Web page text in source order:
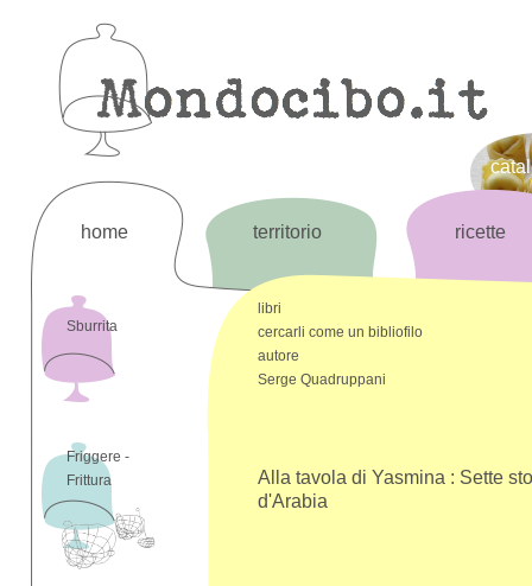
home territorio ricette
Sburrita
Friggere -
Frittura
libri
cercarli come un bibliofilo
autore
Serge Quadruppani
Alla tavola di Yasmina : Sette
d'Arabia